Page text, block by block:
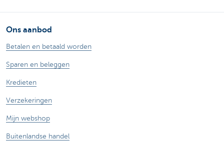
Ons aanbod
Betalen en betaald worden
Sparen en beleggen
Kredieten
Verzekeringen
Mijn webshop
Buitenlandse handel